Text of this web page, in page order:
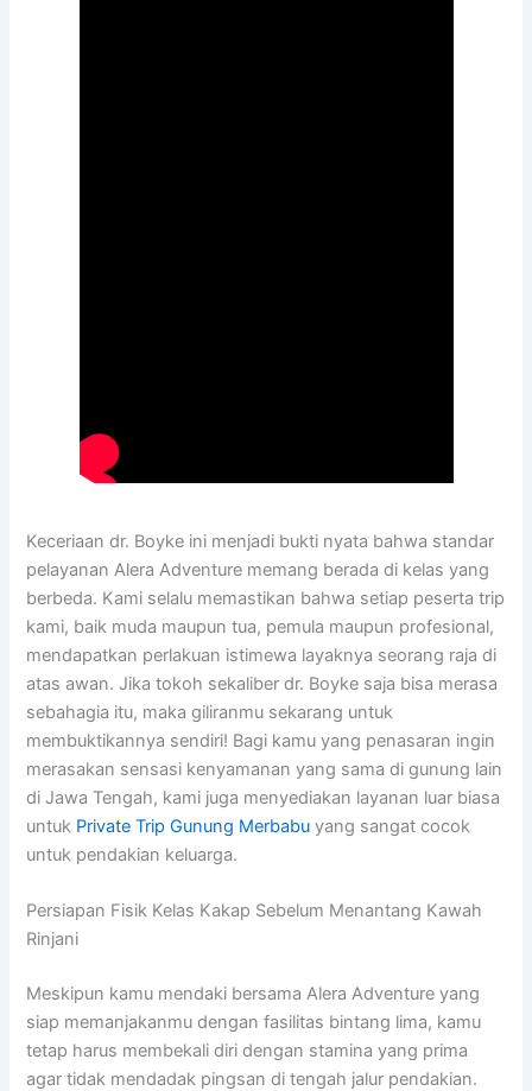
Keceriaan dr. Boyke ini menjadi bukti nyata bahwa standar
pelayanan Alera Adventure memang berada di kelas yang
berbeda. Kami selalu memastikan bahwa setiap peserta trip
kami, baik muda maupun tua, pemula maupun profesional,
mendapatkan perlakuan istimewa layaknya seorang raja di
atas awan. Jika tokoh sekaliber dr. Boyke saja bisa merasa
sebahagia itu, maka giliranmu sekarang untuk
membuktikannya sendiri! Bagi kamu yang penasaran ingin
merasakan sensasi kenyamanan yang sama di gunung lain
di Jawa Tengah, kami juga menyediakan layanan luar biasa
untuk Private Trip Gunung Merbabu yang sangat cocok
untuk pendakian keluarga.
Persiapan Fisik Kelas Kakap Sebelum Menantang Kawah
Rinjani
Meskipun kamu mendaki bersama Alera Adventure yang
siap memanjakanmu dengan fasilitas bintang lima, kamu
tetap harus membekali diri dengan stamina yang prima
agar tidak mendadak pingsan di tengah jalur pendakian.